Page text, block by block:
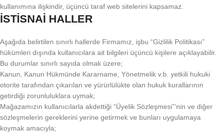
kullanımına ilişkindir, üçüncü taraf web sitelerini kapsamaz.
İSTİSNAİ HALLER
Aşağıda belirtilen sınırlı hallerde Firmamız, işbu “Gizlilik Politikası”
hükümleri dışında kullanıcılara ait bilgileri üçüncü kişilere açıklayabilir.
Bu durumlar sınırlı sayıda olmak üzere;
Kanun, Kanun Hükmünde Kararname, Yönetmelik v.b. yetkili hukuki
otorite tarafından çıkarılan ve yürürlülükte olan hukuk kurallarının
getirdiği zorunluluklara uymak;
Mağazamızın kullanıcılarla akdettiği “Üyelik Sözleşmesi”‘nin ve diğer
sözleşmelerin gereklerini yerine getirmek ve bunları uygulamaya
koymak amacıyla;